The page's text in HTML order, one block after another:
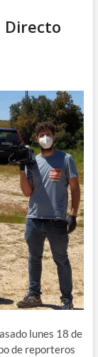
Directo
lunes 18 de
de reporteros